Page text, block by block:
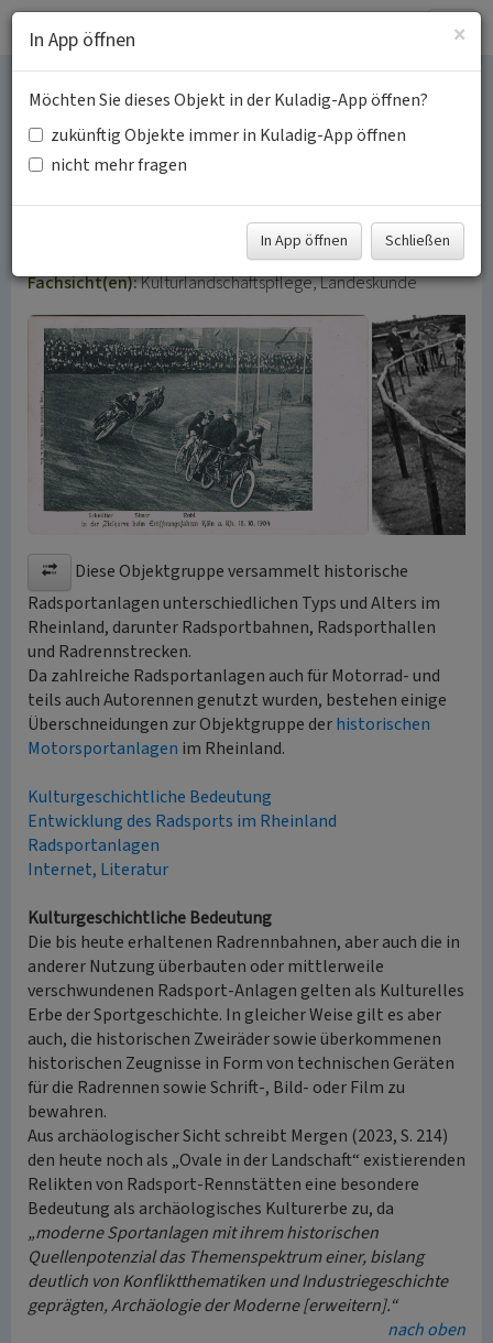
Historische
Radsportanlagen im
Rheinland
Sportstätte Sporthalle
Fachsicht(en):Kulturlandschaftspflege, Landeskunde
Diese Objektgruppe versammelt historische
Radsportanlagen unterschiedlichen Typs und Alters im
Rheinland, darunter Radsportbahnen, Radsporthallen
und Radrennstrecken.
Da zahlreiche Radsportanlagen auch für Motorrad- und
teils auch Autorennen genutzt wurden, bestehen einige
Überschneidungen zur Objektgruppe derhistorischen
Motorsportanlagen im Rheinland.
Kulturgeschichtliche Bedeutung
Entwicklung des Radsports im Rheinland
Radsportanlagen
Internet, Literatur
Kulturgeschichtliche Bedeutung
Die bis heute erhaltenen Radrennbahnen, aber auch die in
anderer Nutzung überbauten oder mittlerweile
verschwundenen Radsport-Anlagen gelten als Kulturelles
Erbe der Sportgeschichte. In gleicher Weise gilt es aber
auch, die historischen Zweiräder sowie überkommenen
historischen Zeugnisse in Form von technischen Geräten
für die Radrennen sowie Schrift-, Bild- oder Film zu
bewahren.
Aus archäologischer Sicht schreibt Mergen (2023, S. 214)
den heute noch als „Ovale in der Landschaft“ existierenden
Relikten von Radsport-Rennstätten eine besondere
Bedeutung als archäologisches Kulturerbe zu, da
„moderne Sportanlagen mit ihrem historischen
Quellenpotenzial das Themenspektrum einer, bislang
deutlich von Konfliktthematiken und Industriegeschichte
geprägten, Archäologie der Moderne [erweitern].“
nach oben
×
In App öffnen
Möchten Sie dieses Objekt in der Kuladig-App öffnen?
zukünftig Objekte immer in Kuladig-App öffnen
nicht mehr fragen
In App öffnen Schließen